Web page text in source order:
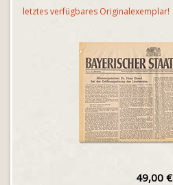
letztes verfügbares Originalexemplar!
49,00 €